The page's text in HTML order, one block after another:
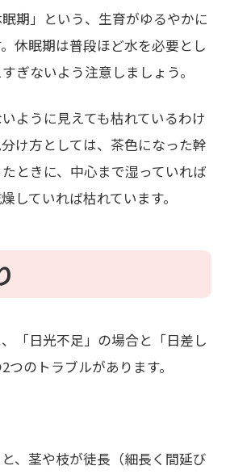
期」という、生育がゆるやかに
休眠期は普段ほど水を必要とし
ぎないよう注意しましょう。
ように見えても枯れているわけ
け方としては、 茶色になった幹
ときに、中心まで湿っていれば
していれば枯れています。
「日光不足」の場合と「日差し
2つのトラブルがあります。
、茎や枝が徒長（細長く間延び